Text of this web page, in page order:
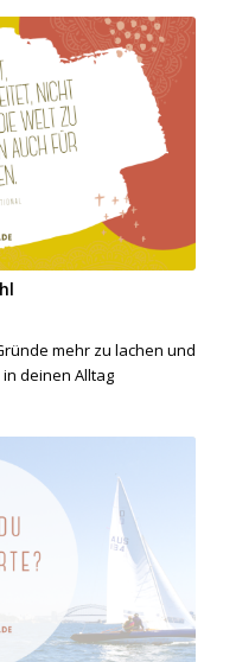
mehr zu lachen und
deinen Alltag